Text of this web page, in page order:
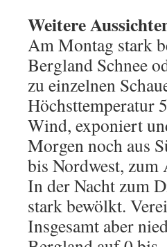
Weitere
Am Montag stark
Bergland Schnee
zu einzelnen
Höchsttemperatur
Wind, exponiert
Morgen noch aus
bis Nordwest, zum
In der Nacht zum
stark bewölkt.
Insgesamt aber